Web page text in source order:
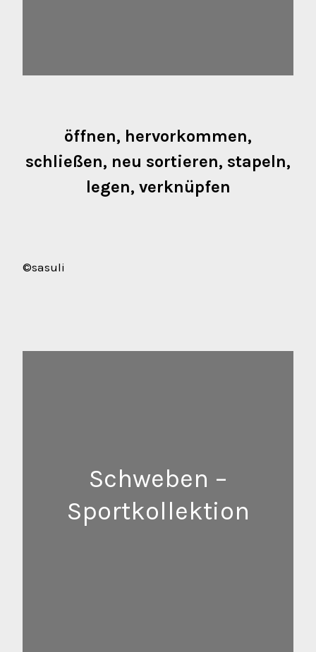
öffnen, hervorkommen,
schließen, neu sortieren, stapeln,
legen, verknüpfen
©sasuli
Schweben –
Sportkollektion